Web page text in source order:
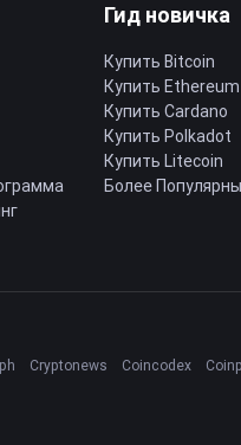
Гид новичка
Купить Bitcoin
Купить Ethereum
Купить Cardano
Купить Polkadot
Купить Litecoin
Более
Cryptonews Coincodex